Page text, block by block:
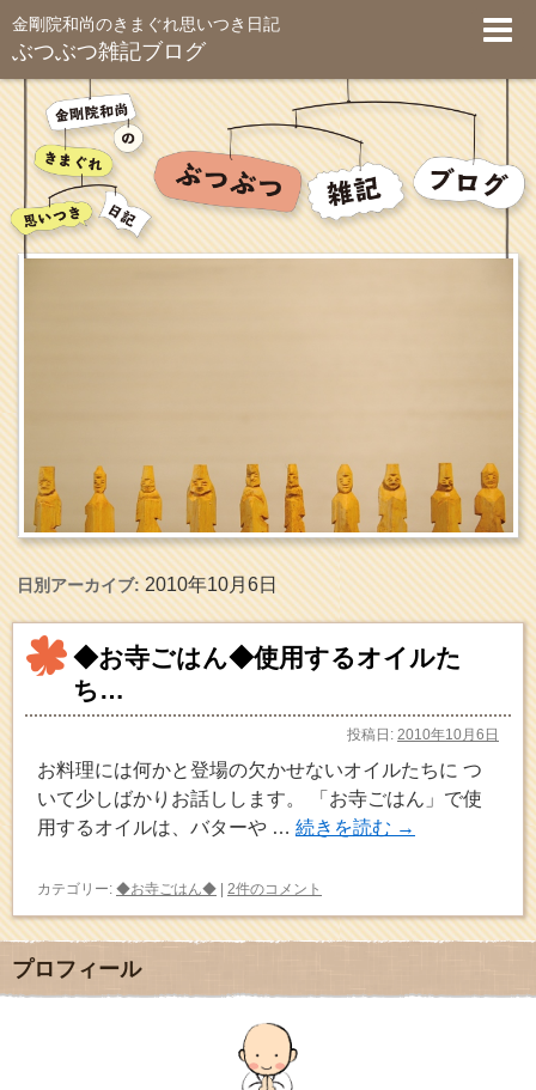
金剛院和尚のきまぐれ思いつき日記
ぶつぶつ雑記ブログ
日別アーカイブ:2010年10月6日
◆お寺ごはん◆使用するオイルた
ち…
投稿日: 2010年10月6日
お料理には何かと登場の欠かせないオイルたちに つ
いて少しばかりお話しします。 「お寺ごはん」で使
用するオイルは、バターや … 続きを読む →
カテゴリー: ◆お寺ごはん◆ | 2件のコメント
プロフィール